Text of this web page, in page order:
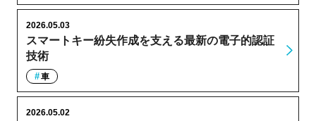
スマートキー紛失作成を支える最新の電子的認証
技術
2026.05.03
車
2026.05.02